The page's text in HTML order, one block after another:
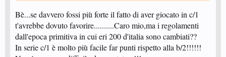
Bè...se davvero fossi più forte il fatto di aver giocato in c/1
t'avrebbe dovuto favorire..........Caro mio,ma i regolamenti
dall'epoca primitiva in cui eri 200 d'italia sono cambiati??
In serie c/1 è molto più facile far punti rispetto alla b/2!!!!!!